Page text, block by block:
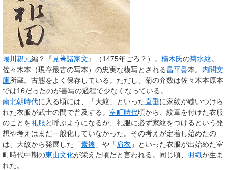
蜷川親元編？『 見𥹢諸家文 』（1475年ごろ？）。 楠木氏の菊水紋。
佐々木本（現存最古の写本）の忠実な模写とされる昌平黌本。 内閣文
庫所蔵。古態をよく保存している。ただし、菊の弁数は佐々木本原本
では16だったのが書写の過程で少なくなっている。
南北朝時代に入る頃には、「大紋」といった直垂に家紋が縫いつけら
れた衣服が武士の間で普及する。 室町時代頃から、紋章を付けた衣服
のことを礼服と呼ぶようになるが、礼服に必ず家紋をつけるという発
想や考えはまだ一般化していなかった。その考えが定着し始めたの
は、大紋から発展した「素襖 」や「肩衣 」といった衣服が出始めた室
町時代中期の東山文化が栄えた頃だと言われる。同じ頃、 羽織が生ま
れた。